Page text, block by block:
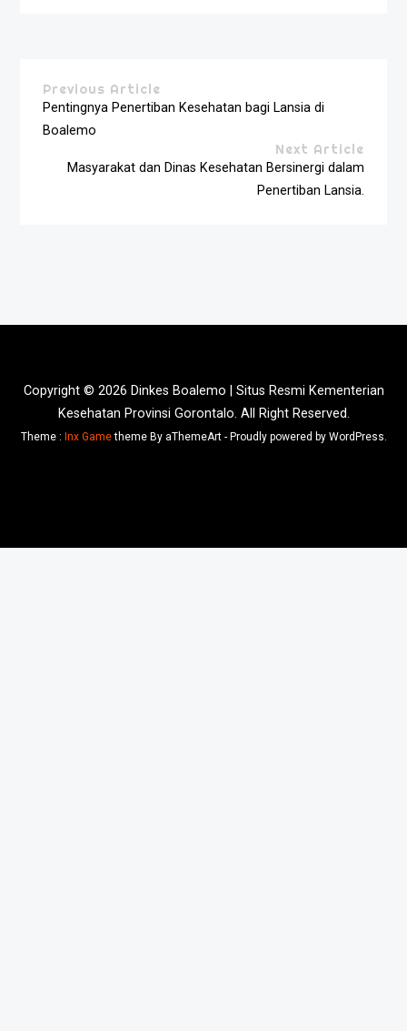
Previous Article
Pentingnya Penertiban Kesehatan bagi Lansia di
Boalemo
Next Article
Masyarakat dan Dinas Kesehatan Bersinergi dalam
Penertiban Lansia.
Copyright © 2026 Dinkes Boalemo | Situs Resmi Kementerian
Kesehatan Provinsi Gorontalo. All Right Reserved.
Theme : Inx Gametheme By aThemeArt - Proudly powered by WordPress.